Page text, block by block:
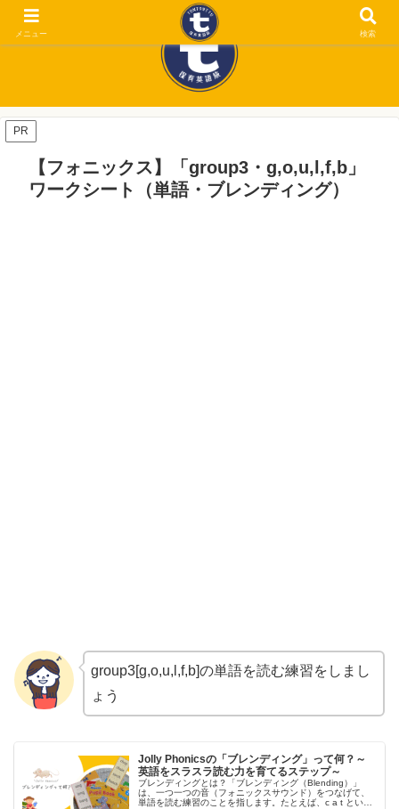
PR
【フォニックス】「group3・g,o,u,l,f,b」
ワークシート（単語・ブレンディング）
group3[g,o,u,l,f,b]の単語を読む練習をしまし
ょう
Jolly Phonicsの「ブレンディング」って何？～
英語をスラスラ読む力を育てるステップ～
ブレンディングとは？「ブレンディング（Blending）」
は、一つ一つの音（フォニックスサウンド）をつなげて、
単語を読む練習のことを指します。たとえば、c a t という
メニュー 検索